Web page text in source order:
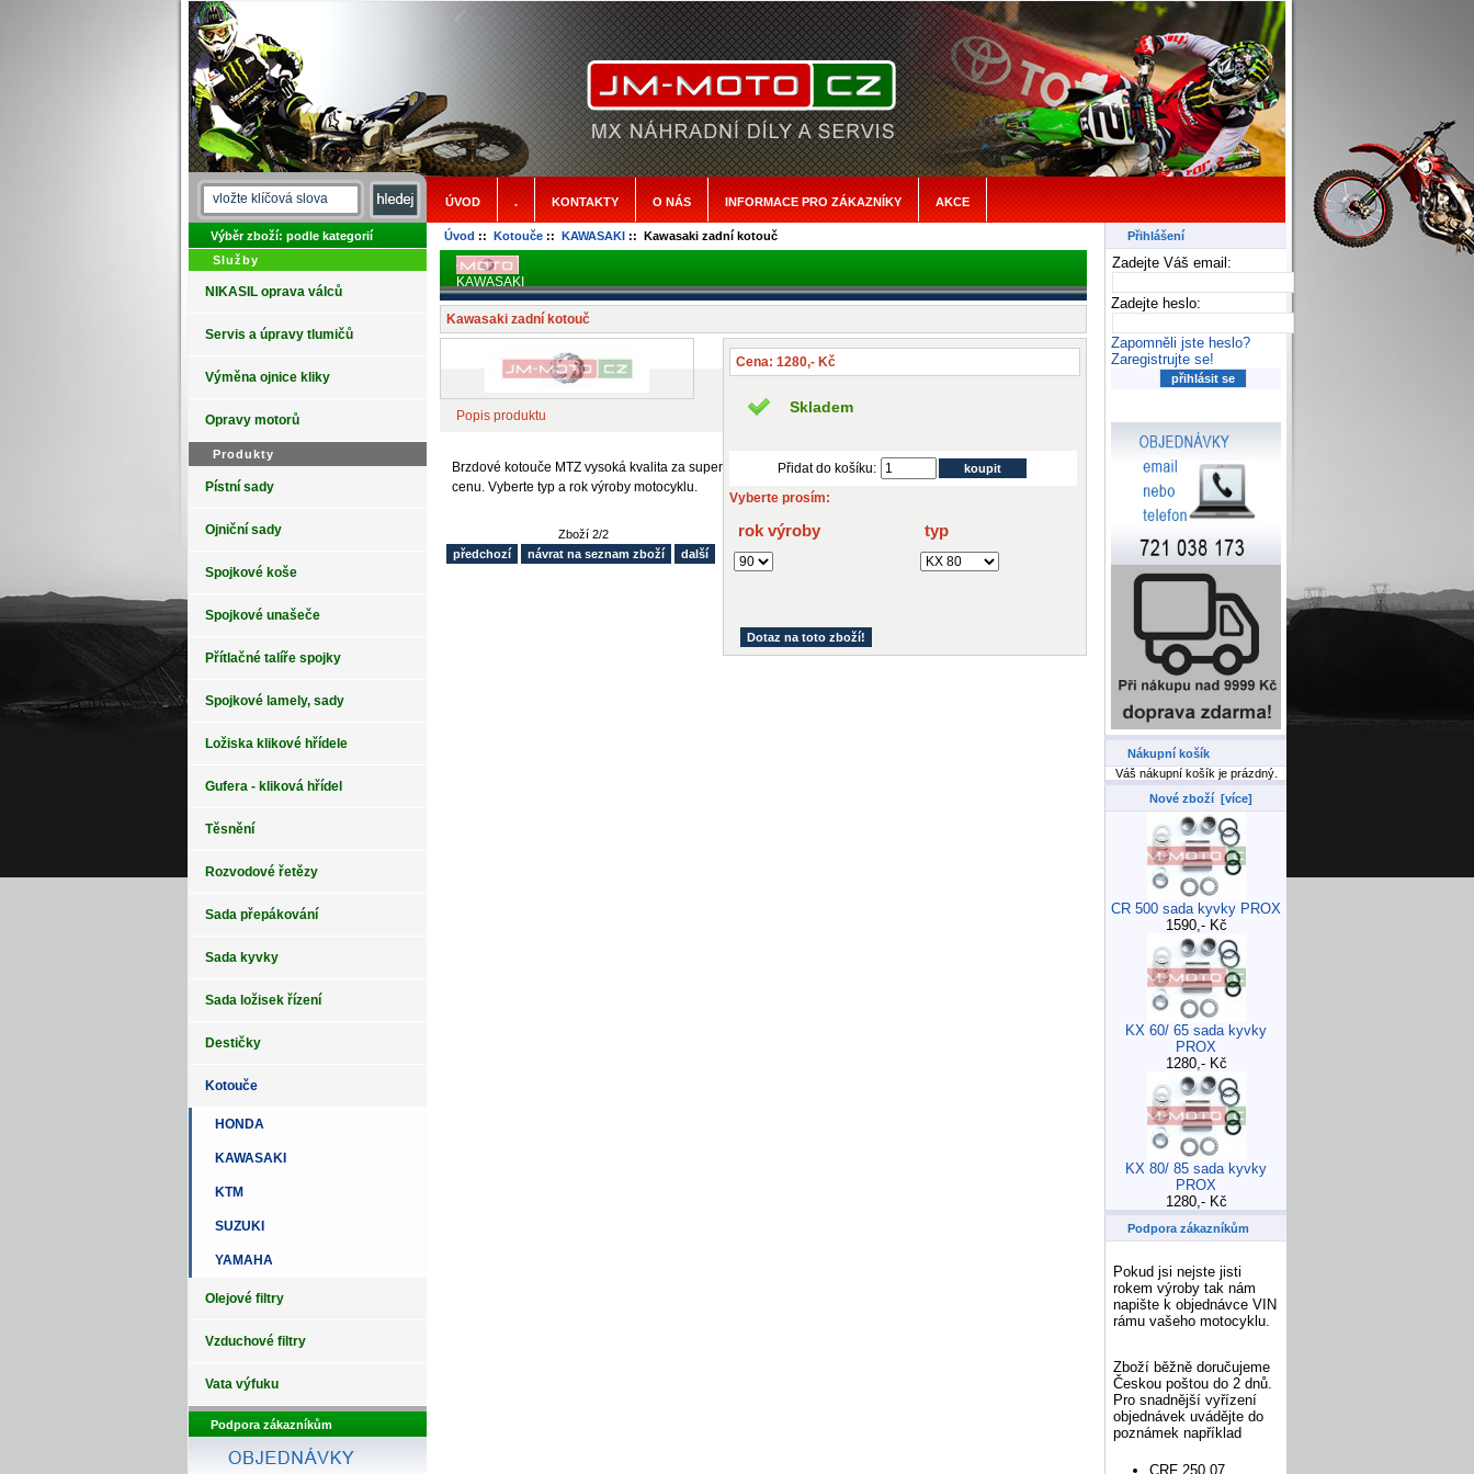
ÚVOD . KONTAKTY O NÁS INFORMACE PRO ZÁKAZNÍKY AKCE
Výběr zboží: podle kategorií
Služby
NIKASIL oprava válců
Servis a úpravy tlumičů
Výměna ojnice kliky
Opravy motorů
Produkty
Pístní sady
Ojniční sady
Spojkové koše
Spojkové unašeče
Přítlačné talíře spojky
Spojkové lamely, sady
Ložiska klikové hřídele
Gufera - kliková hřídel
Těsnění
Rozvodové řetězy
Sada přepákování
Sada kyvky
Sada ložisek řízení
Destičky
Kotouče
HONDA
KAWASAKI
KTM
SUZUKI
YAMAHA
Olejové filtry
Vzduchové filtry
Vata výfuku
Podpora zákazníkům
Úvod :: Kotouče:: KAWASAKI:: Kawasaki zadní kotouč
KAWASAKI
Kawasaki zadní kotouč
Cena: 1280,- Kč
Skladem
Přidat do košíku:
Vyberte prosím:
rok výroby typ
Dotaz na toto zboží!
Popis produktu
Brzdové kotouče MTZ vysoká kvalita za super
cenu. Vyberte typ a rok výroby motocyklu.
Zboží 2/2
předchozí
návrat na seznam zboží další
Přihlášení
Zadejte Váš email:
Zadejte heslo:
Zapomněli jste heslo?
Zaregistrujte se!
Nákupní košík
Váš nákupní košík je prázdný.
Nové zboží [více]
CR 500 sada kyvky PROX
1590,- Kč
KX 60/ 65 sada kyvky
PROX
1280,- Kč
KX 80/ 85 sada kyvky
PROX
1280,- Kč
Podpora zákazníkům
Pokud jsi nejste jisti
rokem výroby tak nám
napište k objednávce VIN
rámu vašeho motocyklu.
Zboží běžně doručujeme
Českou poštou do 2 dnů.
Pro snadnější vyřízení
objednávek uvádějte do
poznámek například
CRF 250 07